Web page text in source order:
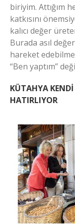
biriyim. Attığım
katkısını
kalıcı değer
Burada asıl
hareket
“Ben yaptım”
KÜTAHYA
HATIRLIYOR